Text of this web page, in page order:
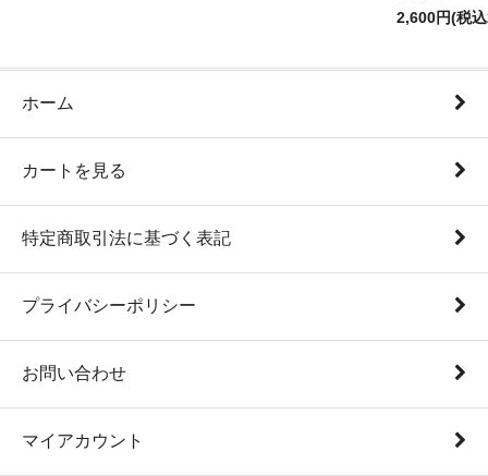
2,600円(税
ホーム
カートを見る
特定商取引法に基づく表記
プライバシーポリシー
お問い合わせ
マイアカウント